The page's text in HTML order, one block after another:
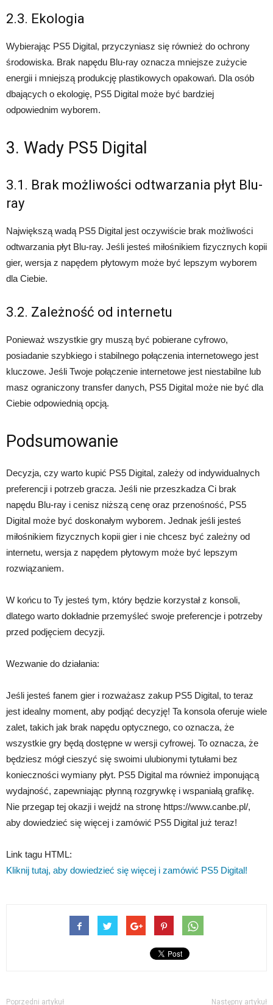
2.3. Ekologia
Wybierając PS5 Digital, przyczyniasz się również do ochrony
środowiska. Brak napędu Blu-ray oznacza mniejsze zużycie
energii i mniejszą produkcję plastikowych opakowań. Dla osób
dbających o ekologię, PS5 Digital może być bardziej
odpowiednim wyborem.
3. Wady PS5 Digital
3.1. Brak możliwości odtwarzania płyt Blu-
ray
Największą wadą PS5 Digital jest oczywiście brak możliwości
odtwarzania płyt Blu-ray. Jeśli jesteś miłośnikiem fizycznych kopii
gier, wersja z napędem płytowym może być lepszym wyborem
dla Ciebie.
3.2. Zależność od internetu
Ponieważ wszystkie gry muszą być pobierane cyfrowo,
posiadanie szybkiego i stabilnego połączenia internetowego jest
kluczowe. Jeśli Twoje połączenie internetowe jest niestabilne lub
masz ograniczony transfer danych, PS5 Digital może nie być dla
Ciebie odpowiednią opcją.
Podsumowanie
Decyzja, czy warto kupić PS5 Digital, zależy od indywidualnych
preferencji i potrzeb gracza. Jeśli nie przeszkadza Ci brak
napędu Blu-ray i cenisz niższą cenę oraz przenośność, PS5
Digital może być doskonałym wyborem. Jednak jeśli jesteś
miłośnikiem fizycznych kopii gier i nie chcesz być zależny od
internetu, wersja z napędem płytowym może być lepszym
rozwiązaniem.
W końcu to Ty jesteś tym, który będzie korzystał z konsoli,
dlatego warto dokładnie przemyśleć swoje preferencje i potrzeby
przed podjęciem decyzji.
Wezwanie do działania:
Jeśli jesteś fanem gier i rozważasz zakup PS5 Digital, to teraz
jest idealny moment, aby podjąć decyzję! Ta konsola oferuje wiele
zalet, takich jak brak napędu optycznego, co oznacza, że
wszystkie gry będą dostępne w wersji cyfrowej. To oznacza, że
będziesz mógł cieszyć się swoimi ulubionymi tytułami bez
konieczności wymiany płyt. PS5 Digital ma również imponującą
wydajność, zapewniając płynną rozgrywkę i wspaniałą grafikę.
Nie przegap tej okazji i wejdź na stronę https://www.canbe.pl/,
aby dowiedzieć się więcej i zamówić PS5 Digital już teraz!
Link tagu HTML:
Kliknij tutaj, aby dowiedzieć się więcej i zamówić PS5 Digital!
Poprzedni artykuł Następny artykuł